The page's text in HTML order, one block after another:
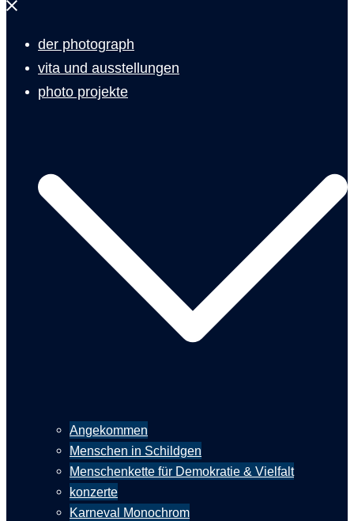
Menü
der photograph
vita und ausstellungen
photo projekte
Angekommen
Menschen in Schildgen
Menschenkette für Demokratie & Vielfalt
konzerte
Karneval Monochrom